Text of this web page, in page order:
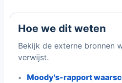
Hoe we dit weten
Bekijk de externe bronnen
verwijst.
Moody's-rapport